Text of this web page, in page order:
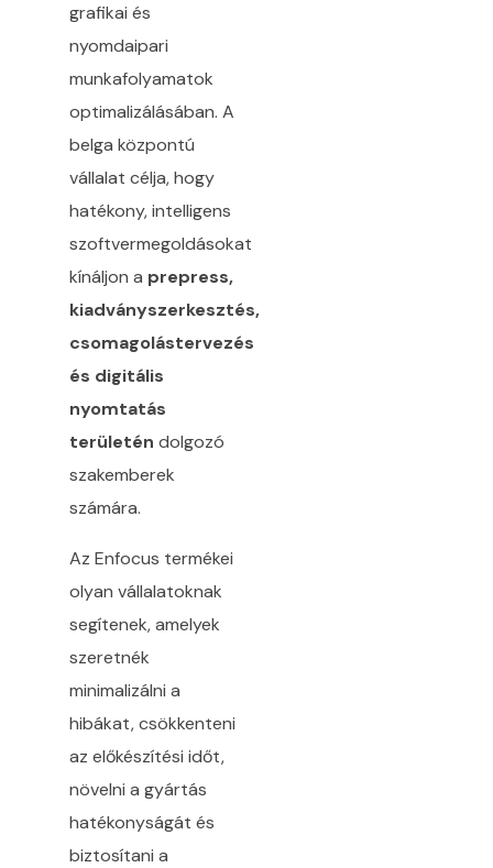
grafikai és
nyomdaipari
munkafolyamatok
optimalizálásában. A
belga központú
vállalat célja, hogy
hatékony, intelligens
szoftvermegoldásokat
kínáljon a prepress,
kiadványszerkesztés,
csomagolástervezés
és digitális
nyomtatás
területén dolgozó
szakemberek
számára.
Az Enfocus termékei
olyan vállalatoknak
segítenek, amelyek
szeretnék
minimalizálni a
hibákat, csökkenteni
az előkészítési időt,
növelni a gyártás
hatékonyságát és
biztosítani a